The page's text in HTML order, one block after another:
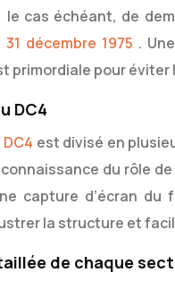
le cas échéant, de
31 décembre 1975 .
primordiale pour
DC4
est divisé en
du rôle
capture d’écran
la structure et
de chaque